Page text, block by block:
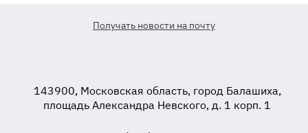
Получать новости на почту
143900, Московская область, город Балашиха,
площадь Александра Невского, д. 1 корп. 1